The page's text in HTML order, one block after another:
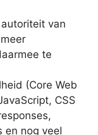
van
te
(Core Web
CSS
en nog veel